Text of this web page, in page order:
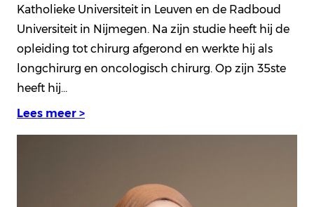
Katholieke Universiteit in Leuven en de Radboud
Universiteit in Nijmegen. Na zijn studie heeft hij de
opleiding tot chirurg afgerond en werkte hij als
longchirurg en oncologisch chirurg. Op zijn 35ste
heeft hij…
Lees meer >